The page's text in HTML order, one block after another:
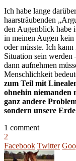
Ich habe lange
haarsträubenden
den Augenblick habe
in meinen Augen kein
oder müsste. Ich
Situation sein werden
dann aufnehmen
Menschlichkeit
zum Teil mit
ohnehin niemanden
ganz andere
sondern unsere
1 comment
2
Facebook Twitter